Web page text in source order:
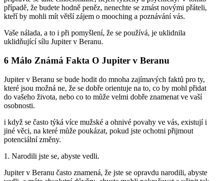
případě, že budete hodně peněz, nenechte se zmást novými přáteli,
kteří by mohli mít větší zájem o mooching a poznávání vás.
Vaše nálada, a to i při pomyšlení, že se používá, je uklidnila
uklidňující sílu Jupiter v Beranu.
6 Málo Známá Fakta O Jupiter v Beranu
Jupiter v Beranu se bude hodit do mnoha zajímavých faktů pro ty,
které jsou možná ne, že se dobře orientuje na to, co by mohl přidat
do vašeho života, nebo co to může velmi dobře znamenat ve vaší
osobnosti.
i když se často týká více mužské a ohnivé povahy ve vás, existují i
jiné věci, na které může poukázat, pokud jste ochotni přijmout
potenciální změny.
1. Narodili jste se, abyste vedli.
Jupiter v Beranu často znamená, že jste se opravdu narodili, abyste